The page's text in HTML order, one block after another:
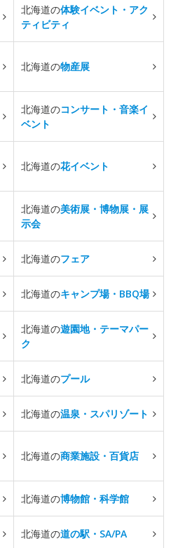
北海道の体験イベント・アク
ティビティ
北海道の物産展
北海道のコンサート・音楽イ
ベント
北海道の花イベント
北海道の美術展・博物展・展
示会
北海道のフェア
北海道のキャンプ場・BBQ場
北海道の遊園地・テーマパー
ク
北海道のプール
北海道の温泉・スパリゾート
北海道の商業施設・百貨店
北海道の博物館・科学館
北海道の道の駅・SA/PA